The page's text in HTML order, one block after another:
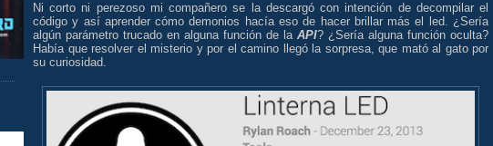
Ni corto ni perezoso mi compañero se la descargó con intención de decompilar el
código y así aprender cómo demonios hacía eso de hacer brillar más el led. ¿Sería
algún parámetro trucado en alguna función de la API? ¿Sería alguna función oculta?
Había que resolver el misterio y por el camino llegó la sorpresa, que mató al gato por
su curiosidad.